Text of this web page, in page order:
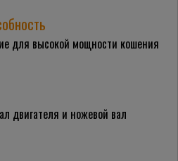
для высокой мощности кошения
двигателя и ножевой вал